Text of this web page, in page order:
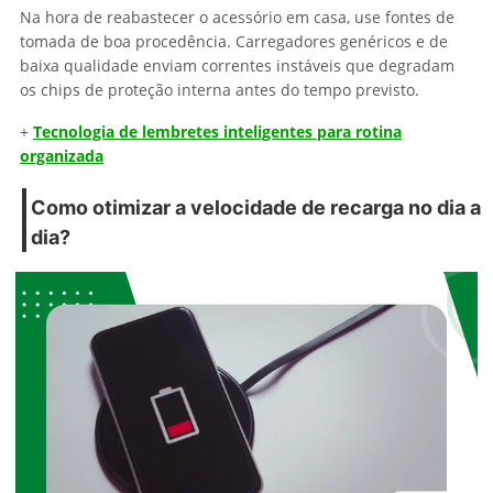
Na hora de reabastecer o acessório em casa, use fontes de
tomada de boa procedência. Carregadores genéricos e de
baixa qualidade enviam correntes instáveis que degradam
os chips de proteção interna antes do tempo previsto.
+ Tecnologia de lembretes inteligentes para rotina
organizada
Como otimizar a velocidade de recarga no dia a
dia?